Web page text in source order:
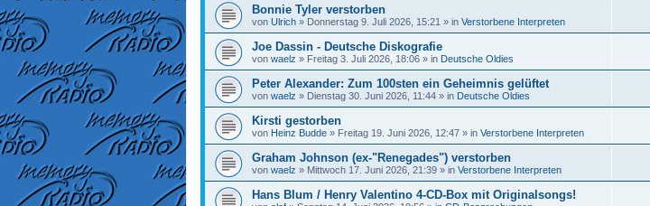
Bonnie Tyler verstorben
von Ulrich » Donnerstag 9. Juli 2026, 15:21 » in Verstorbene Interpreten
Joe Dassin - Deutsche Diskografie
von waelz » Freitag 3. Juli 2026, 18:06 » in Deutsche Oldies
Peter Alexander: Zum 100sten ein Geheimnis gelüftet
von waelz » Dienstag 30. Juni 2026, 11:44 » in Deutsche Oldies
Kirsti gestorben
von Heinz Budde » Freitag 19. Juni 2026, 12:47 » in Verstorbene Interpreten
Graham Johnson (ex-"Renegades") verstorben
von waelz » Mittwoch 17. Juni 2026, 21:39 » in Verstorbene Interpreten
Hans Blum / Henry Valentino 4-CD-Box mit Originalsongs!